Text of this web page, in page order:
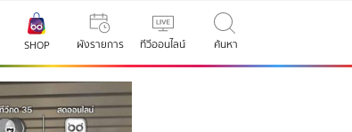
SHOP ผังรายการ ทีวีออนไลน์ ค้นหา